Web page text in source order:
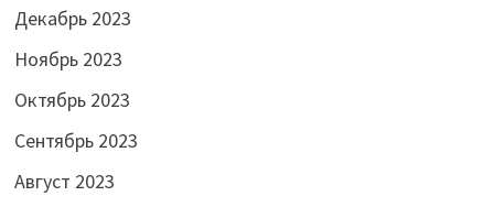
Декабрь 2023
Ноябрь 2023
Октябрь 2023
Сентябрь 2023
Август 2023